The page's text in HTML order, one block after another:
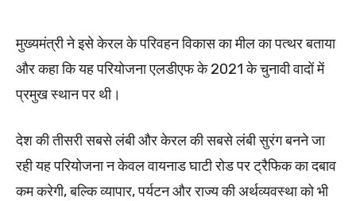
मुख्यमंत्री ने इसे केरल के परिवहन विकास का मील का पत्थर बताया
और कहा कि यह परियोजना एलडीएफ के 2021 के चुनावी वादों में
प्रमुख स्थान पर थी।
देश की तीसरी सबसे लंबी और केरल की सबसे लंबी सुरंग बनने जा
रही यह परियोजना न केवल वायनाड घाटी रोड पर ट्रैफिक का दबाव
कम करेगी, बल्कि व्यापार, पर्यटन और राज्य की अर्थव्यवस्था को भी